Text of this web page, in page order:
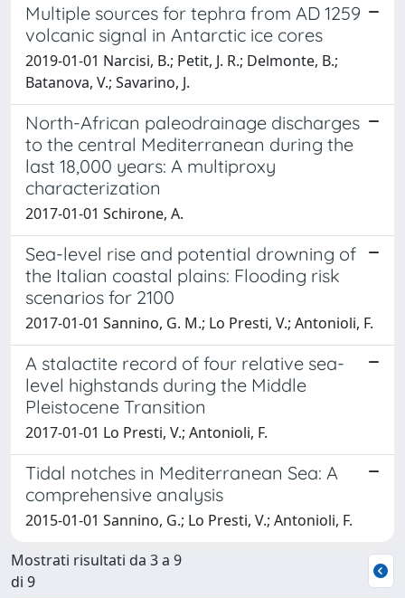
Multiple sources for tephra from AD 1259
volcanic signal in Antarctic ice cores
2019-01-01 Narcisi, B.; Petit, J. R.; Delmonte, B.;
Batanova, V.; Savarino, J.
North-African paleodrainage discharges
to the central Mediterranean during the
last 18,000 years: A multiproxy
characterization
2017-01-01 Schirone, A.
Sea-level rise and potential drowning of
the Italian coastal plains: Flooding risk
scenarios for 2100
2017-01-01 Sannino, G. M.; Lo Presti, V.; Antonioli, F.
A stalactite record of four relative sea-
level highstands during the Middle
Pleistocene Transition
2017-01-01 Lo Presti, V.; Antonioli, F.
Tidal notches in Mediterranean Sea: A
comprehensive analysis
2015-01-01 Sannino, G.; Lo Presti, V.; Antonioli, F.
Mostrati risultati da 3 a 9
di 9